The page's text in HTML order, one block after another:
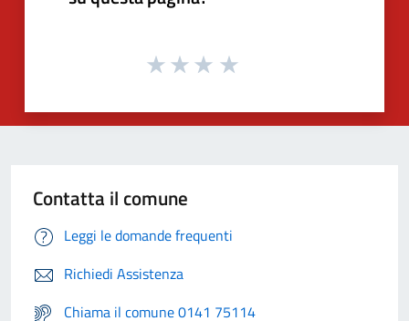
Contatta il comune
Leggi le domande frequenti
Richiedi Assistenza
Chiama il comune 0141 75114